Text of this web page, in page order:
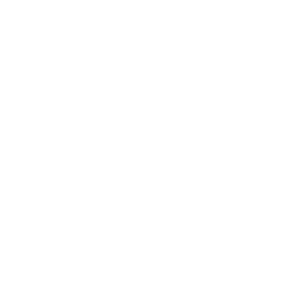
€.
0,13 €.